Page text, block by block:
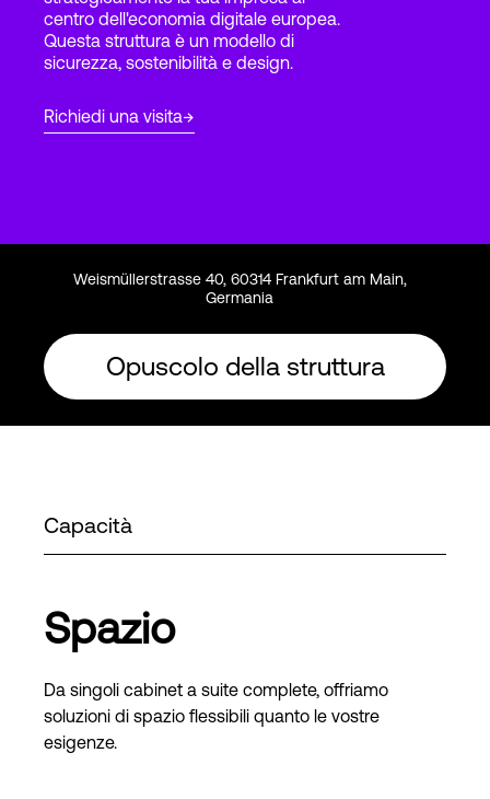
Accesso
centro dell'economia digitale europea.
Questa struttura è un modello di
sicurezza, sostenibilità e design.
Richiedi una visita
Weismüllerstrasse 40, 60314 Frankfurt am Main,
Germania
Opuscolo della struttura
Capacità
Spazio
Da singoli cabinet a suite complete, offriamo
soluzioni di spazio flessibili quanto le vostre
esigenze.